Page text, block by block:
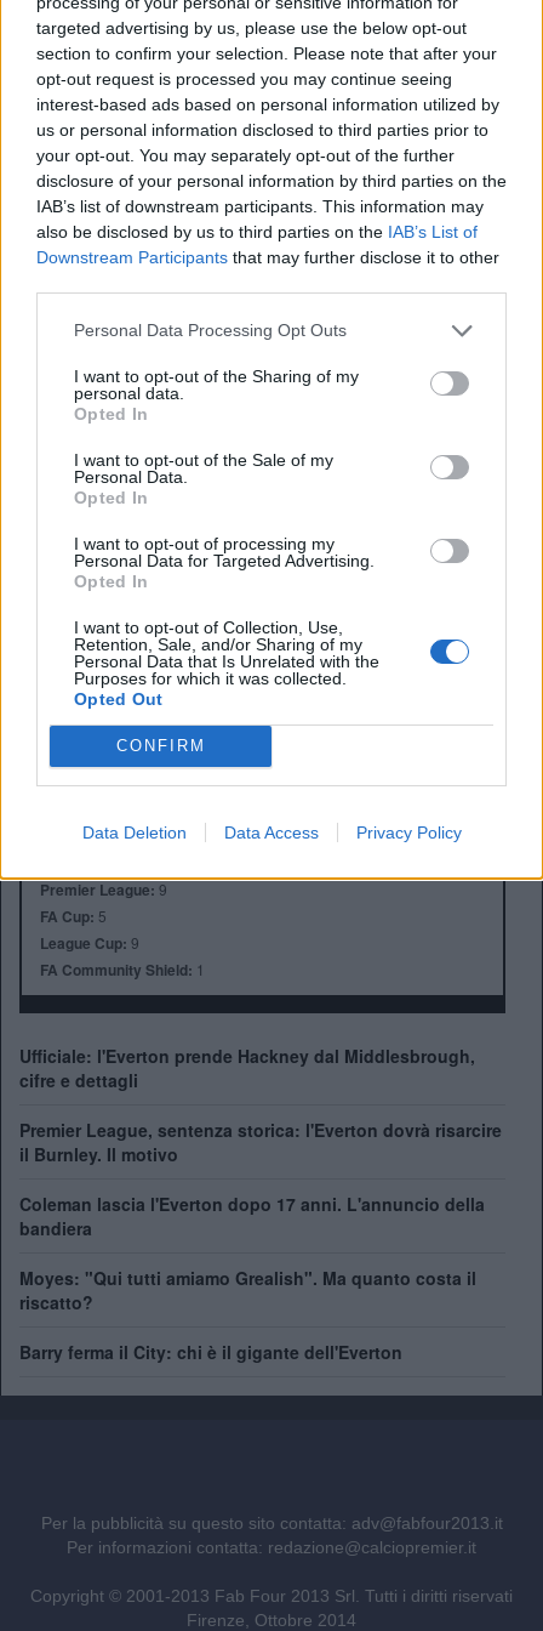
targeted advertising by us, please use the below opt-out
section to confirm your selection. Please note that after your
opt-out request is processed you may continue seeing
interest-based ads based on personal information utilized by
us or personal information disclosed to third parties prior to
your opt-out. You may separately opt-out of the further
disclosure of your personal information by third parties on the
IAB’s list of downstream participants. This information may
also be disclosed by us to third parties on the IAB’s List of
Downstream Participants that may further disclose it to other
Personal Data Processing Opt Outs
I want to opt-out of the Sharing of my
personal data.
Opted In
I want to opt-out of the Sale of my
Personal Data.
Opted In
I want to opt-out of processing my
Personal Data for Targeted Advertising.
Opted In
I want to opt-out of Collection, Use,
Retention, Sale, and/or Sharing of my
Personal Data that Is Unrelated with the
Purposes for which it was collected.
Opted Out
CONFIRM
Data Deletion Data Access Privacy Policy
L’annuncio
“Voglio ringraziare i tifosi per il loro incredibile supporto. Mi
avete aiutato in modi che non potete nemmeno
immaginare. Vivo in città, vi vedo tutti i giorni, eho portato
il vostro amore per la squadra di calcio negli spogliatoi
per spiegare ai ragazzi quanto l’Everton significhi per la
gente. Ringrazio anche i miei allenatori, i miei compagni di
squadra e tutto lo staff. Mi hanno visto felice, triste,
arrabbiato, emozionato, ma la causa più importante è
sempre stata l’Everton.Grazie per avermi reso un
capitano e un compagno di squadra migliore. È una
società calcistica incredibile con persone incredibili”
Anno di Fondazione:
Goodison Park
Città:Liverpool
Manager: David Moyes
Premier League: 9
FA Cup: 5
League Cup: 9
FA Community Shield: 1
Ufficiale: l'Everton prende Hackney dal Middlesbrough,
cifre e dettagli
Premier League, sentenza storica: l'Everton dovrà risarcire
il Burnley. Il motivo
Coleman lascia l'Everton dopo 17 anni. L'annuncio della
bandiera
Moyes: "Qui tutti amiamo Grealish". Ma quanto costa il
riscatto?
Barry ferma il City: chi è il gigante dell'Everton
Per la pubblicità su questo sito contatta: adv@fabfour2013.it
Per informazioni contatta: redazione@calciopremier.it
Copyright © 2001-2013 Fab Four 2013 Srl. Tutti i diritti riservati
Firenze, Ottobre 2014